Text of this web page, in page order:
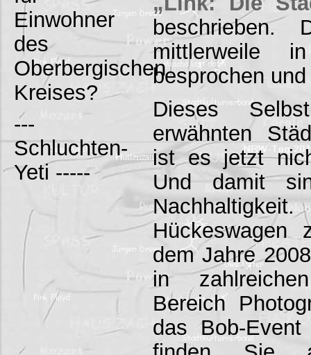
Einwohner
des
Oberbergischen
Kreises?
---
Schluchten-
Yeti -----
beschrieben.
mittlerweile
besprochen
Dieses
erwähnten
ist es jetzt
Und damit
dem Jahre
in
Bereich
das Bob-